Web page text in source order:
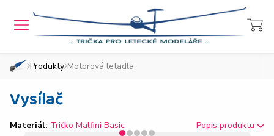
Domů Chcete také takový e-shop?
Přihlášení
»
Produkty »
Motorová letadla
Vysílač
Materiál: Tričko Malfini Basic Popis produktu